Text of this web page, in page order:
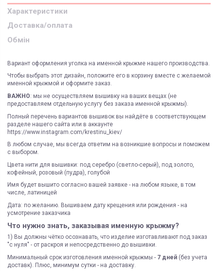
Характеристики
Доставка/оплата
Обмін
Вариант оформления уголка на именной крыжме нашего производства.
Чтобы выбрать этот дизайн, положите его в корзину вместе с желаемой
именной крыжмой и оформите заказ.
ВАЖНО: мы не осуществляем вышивку на ваших вещах (не
предоставляем отдельную услугу без заказа именной крыжмы).
Полный перечень вариантов вышивок вы найдёте в соответствующем
разделе нашего сайта или в аккаунте
https://www.instagram.com/krestinu_kiev/
В любом случае, мы всегда ответим на возникшие вопросы и поможем
с выбором.
Цвета нити для вышивки: под серебро (светло-серый), под золото,
кофейный, розовый (пудра), голубой
Имя будет вышито согласно вашей заявке - на любом языке, в том
числе, латиницей
Дата: по желанию. Вышиваем дату крещения или рождения - на
усмотрение заказчика
Что нужно знать, заказывая именную крыжму?
1) Вы должны чётко осознавать, что изделие изготавливают под заказ
"с нуля" - от раскроя и непосредственно до вышивки.
Минимальный срок изготовления именной крыжмы - 7 дней (без учета
доставк). Плюс, минимум сутки - на доставку.